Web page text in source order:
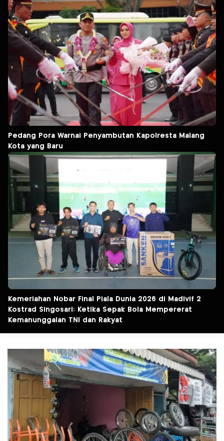
Pedang Pora Warnai Penyambutan Kapolresta Malang
Kota yang Baru
Kemeriahan Nobar Final Piala Dunia 2026 di Madivif 2
Kostrad Singosari: Ketika Sepak Bola Mempererat
Kemanunggalan TNI dan Rakyat